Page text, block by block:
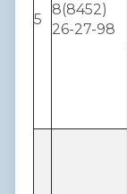
5
8(8452)
26-27-98